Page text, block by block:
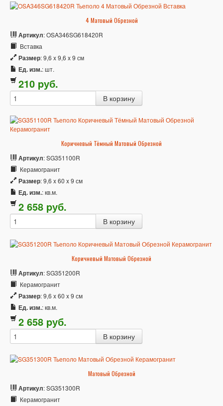
4 Матовый Обрезной
Артикул: OSA346SG618420R
Вставка
Размер: 9,6 x 9,6 x 9 см
Ед. изм.: шт.
210 pуб.
Коричневый Тёмный Матовый Обрезной
Артикул: SG351100R
Керамогранит
Размер: 9,6 x 60 x 9 см
Ед. изм.: кв.м.
2 658 pуб.
Коричневый Матовый Обрезной
Артикул: SG351200R
Керамогранит
Размер: 9,6 x 60 x 9 см
Ед. изм.: кв.м.
2 658 pуб.
Матовый Обрезной
Артикул: SG351300R
Керамогранит